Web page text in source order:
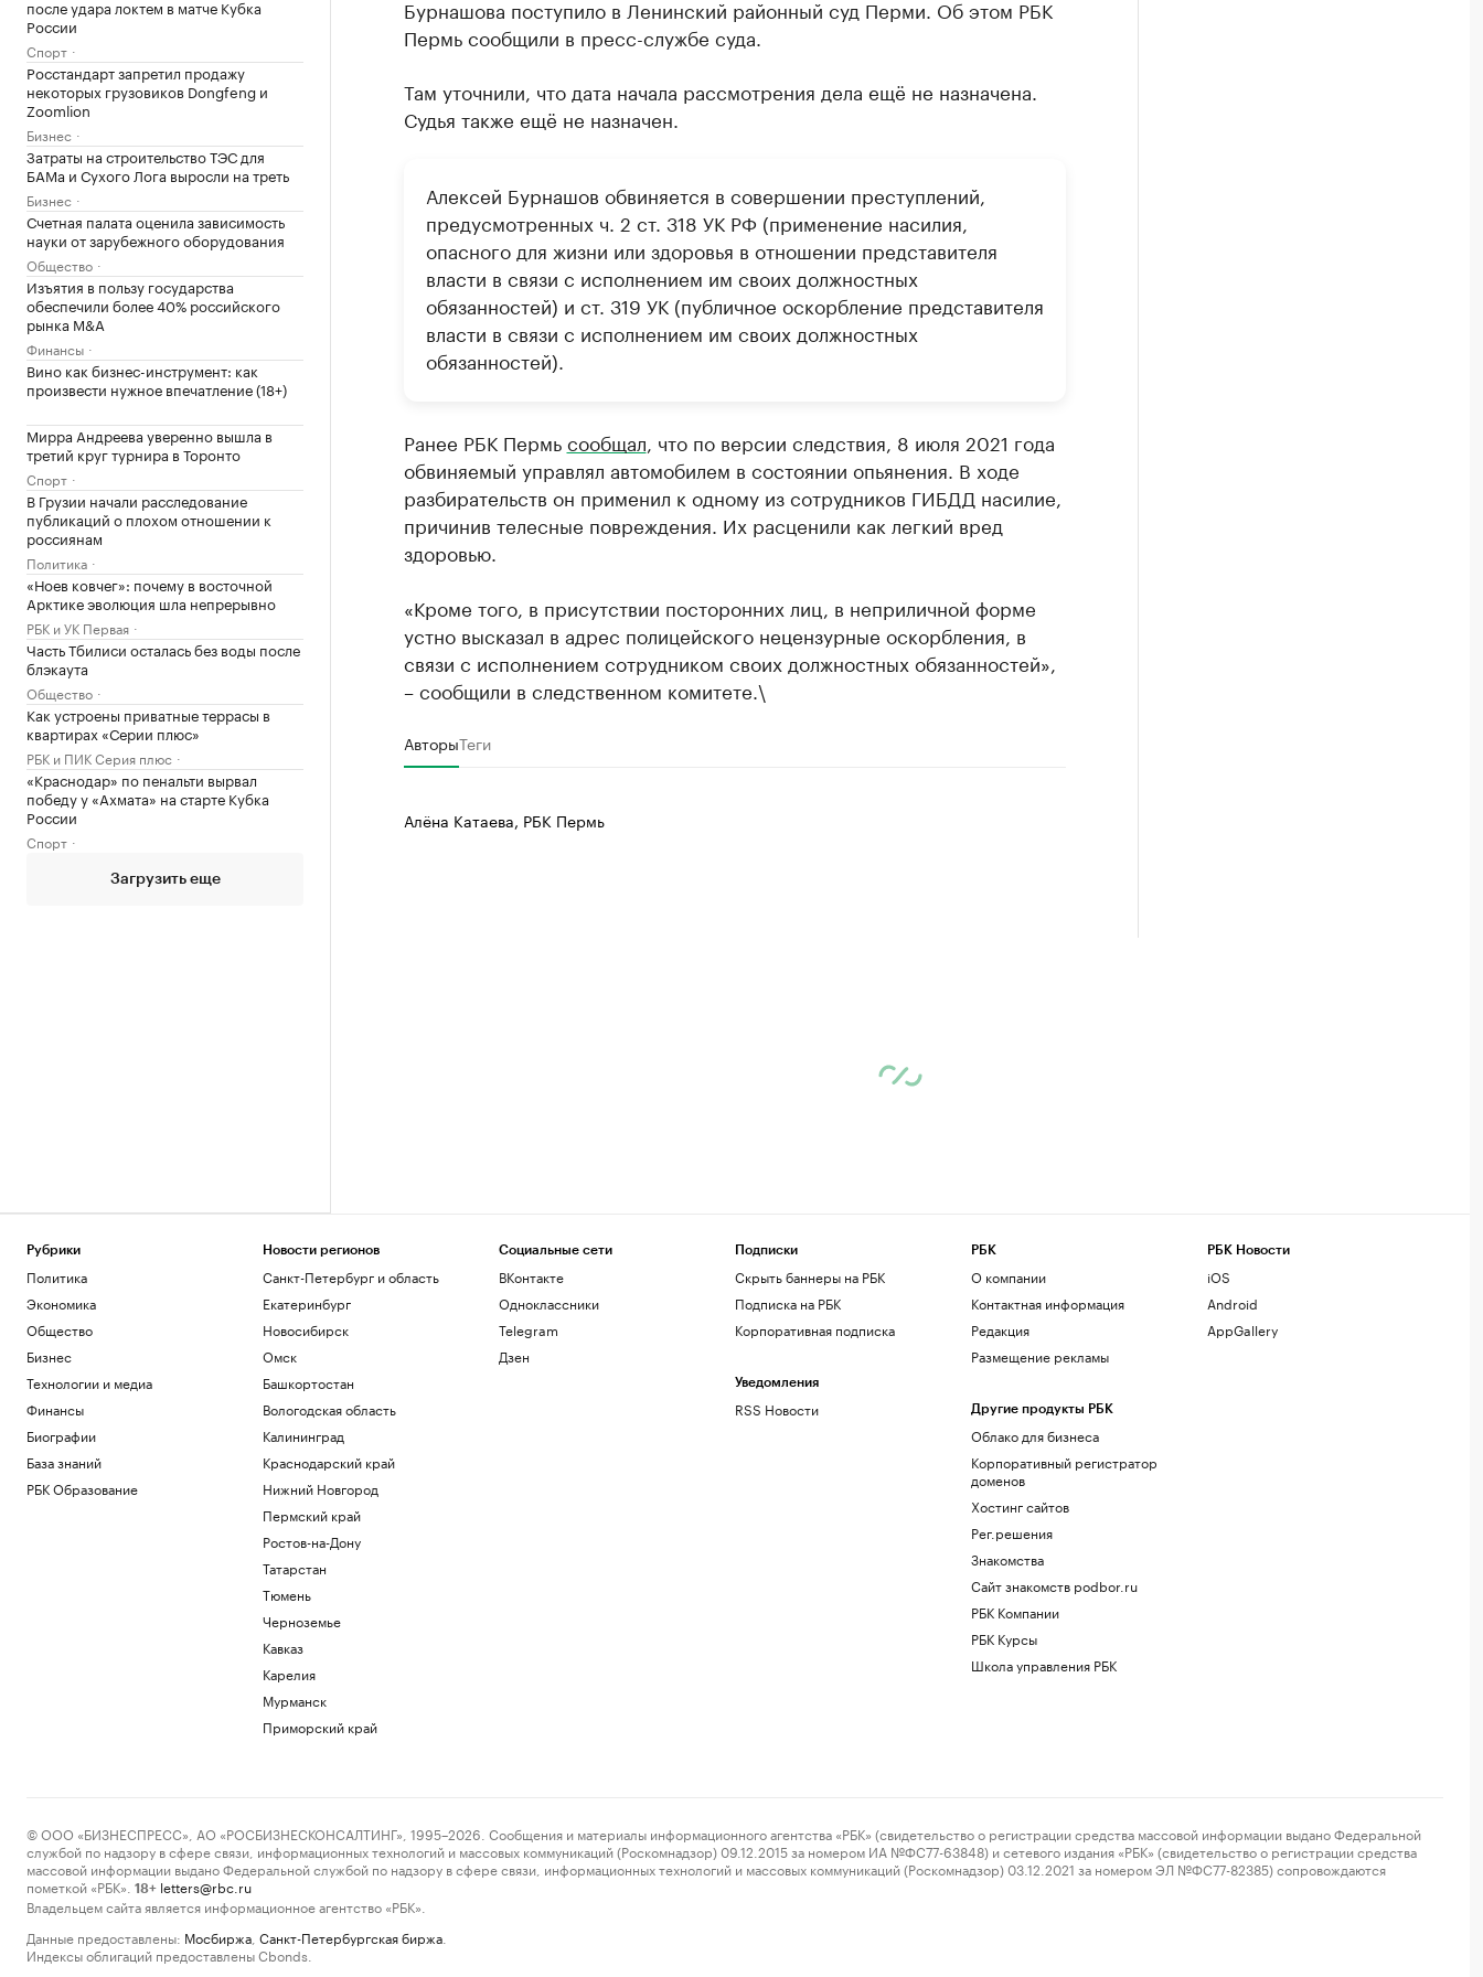
после удара локтем в матче Кубка
России
Спорт
Росстандарт запретил продажу
некоторых грузовиков Dongfeng и
Zoomlion
Бизнес
Затраты на строительство ТЭС для
БАМа и Сухого Лога выросли на треть
Бизнес
Счетная палата оценила зависимость
науки от зарубежного оборудования
Общество
Изъятия в пользу государства
обеспечили более 40% российского
рынка M&A
Финансы
Вино как бизнес-инструмент: как
произвести нужное впечатление (18+)
Мирра Андреева уверенно вышла в
третий круг турнира в Торонто
Спорт
В Грузии начали расследование
публикаций о плохом отношении к
россиянам
Политика
«Ноев ковчег»: почему в восточной
Арктике эволюция шла непрерывно
РБК и УК Первая
Часть Тбилиси осталась без воды после
блэкаута
Общество
Как устроены приватные террасы в
квартирах «Серии плюс»
РБК и ПИК Серия плюс
«Краснодар» по пенальти вырвал
победу у «Ахмата» на старте Кубка
России
Спорт
Загрузить еще
Бурнашова поступило в Ленинский районный суд Перми. Об этом РБК
Пермь сообщили в пресс-службе суда.
Там уточнили, что дата начала рассмотрения дела ещё не назначена.
Судья также ещё не назначен.
Алексей Бурнашов обвиняется в совершении преступлений,
предусмотренных ч. 2 ст. 318 УК РФ (применение насилия,
опасного для жизни или здоровья в отношении представителя
власти в связи с исполнением им своих должностных
обязанностей) и ст. 319 УК (публичное оскорбление представителя
власти в связи с исполнением им своих должностных
обязанностей).
Ранее РБК Пермьсообщал , что по версии следствия, 8 июля 2021 года
обвиняемый управлял автомобилем в состоянии опьянения. В ходе
разбирательств он применил к одному из сотрудников ГИБДД насилие,
причинив телесные повреждения. Их расценили как легкий вред
здоровью.
«Кроме того, в присутствии посторонних лиц, в неприличной форме
устно высказал в адрес полицейского нецензурные оскорбления, в
связи с исполнением сотрудником своих должностных обязанностей»,
– сообщили в следственном комитете.\
АвторыТеги
Алёна Катаева, РБК Пермь
Рубрики
Политика
Экономика
Общество
Бизнес
Технологии и медиа
Финансы
Биографии
База знаний
РБК Образование
Новости регионов
Санкт-Петербург и область
Екатеринбург
Новосибирск
Омск
Башкортостан
Вологодская область
Калининград
Краснодарский край
Нижний Новгород
Пермский край
Ростов-на-Дону
Татарстан
Тюмень
Черноземье
Кавказ
Карелия
Мурманск
Приморский край
Социальные сети
ВКонтакте
Одноклассники
Telegram
Дзен
Подписки
Скрыть баннеры на РБК
Подписка на РБК
Корпоративная подписка
Уведомления
RSS Новости
РБК
О компании
Контактная информация
Редакция
Размещение рекламы
Другие продукты РБК
Облако для бизнеса
Корпоративный регистратор
доменов
Хостинг сайтов
Рег.решения
Знакомства
Сайт знакомств podbor.ru
РБК Компании
РБК Курсы
Школа управления РБК
РБК Новости
iOS
Android
AppGallery
© ООО «БИЗНЕСПРЕСС», АО «РОСБИЗНЕСКОНСАЛТИНГ», 1995–2026. Сообщения и материалы информационного агентства «РБК» (свидетельство о регистрации средства массовой информации выдано Федеральной
службой по надзору в сфере связи, информационных технологий и массовых коммуникаций (Роскомнадзор) 09.12.2015 за номером ИА №ФС77-63848) и сетевого издания «РБК» (свидетельство о регистрации средства
массовой информации выдано Федеральной службой по надзору в сфере связи, информационных технологий и массовых коммуникаций (Роскомнадзор) 03.12.2021 за номером ЭЛ №ФС77-82385) сопровождаются
пометкой «РБК».
18+ letters@rbc.ru
Владельцем сайта является информационное агентство «РБК».
Данные предоставлены: Мосбиржа Санкт-Петербургская биржа
Индексы облигаций предоставлены Cbonds.